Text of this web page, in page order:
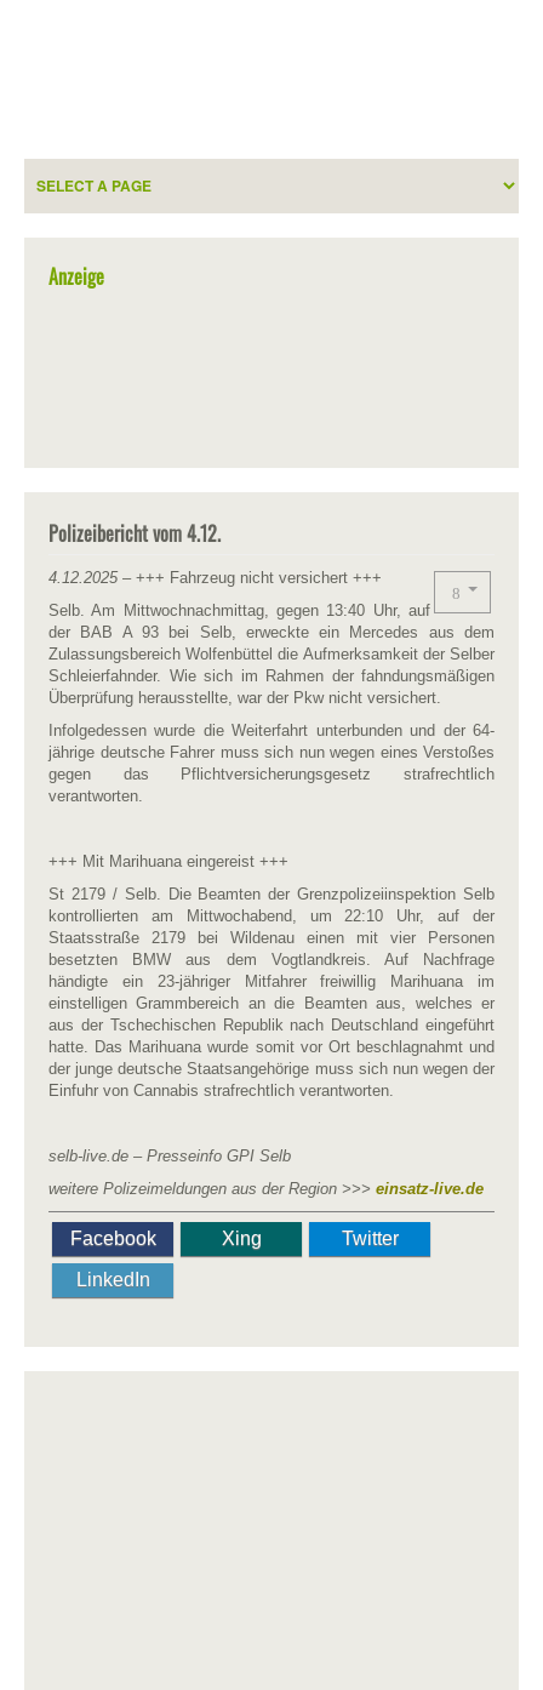
Anzeige
Polizeibericht vom 4.12.
4.12.2025 – +++ Fahrzeug nicht versichert +++
Selb. Am Mittwochnachmittag, gegen 13:40 Uhr, auf
der BAB A 93 bei Selb, erweckte ein Mercedes aus dem
Zulassungsbereich Wolfenbüttel die Aufmerksamkeit der Selber
Schleierfahnder. Wie sich im Rahmen der fahndungsmäßigen
Überprüfung herausstellte, war der Pkw nicht versichert.
Infolgedessen wurde die Weiterfahrt unterbunden und der 64-
jährige deutsche Fahrer muss sich nun wegen eines Verstoßes
gegen das Pflichtversicherungsgesetz strafrechtlich
verantworten.
+++ Mit Marihuana eingereist +++
St 2179 / Selb. Die Beamten der Grenzpolizeiinspektion Selb
kontrollierten am Mittwochabend, um 22:10 Uhr, auf der
Staatsstraße 2179 bei Wildenau einen mit vier Personen
besetzten BMW aus dem Vogtlandkreis. Auf Nachfrage
händigte ein 23-jähriger Mitfahrer freiwillig Marihuana im
einstelligen Grammbereich an die Beamten aus, welches er
aus der Tschechischen Republik nach Deutschland eingeführt
hatte. Das Marihuana wurde somit vor Ort beschlagnahmt und
der junge deutsche Staatsangehörige muss sich nun wegen der
Einfuhr von Cannabis strafrechtlich verantworten.
selb-live.de – Presseinfo GPI Selb
weitere Polizeimeldungen aus der Region >>> einsatz-live.de
Facebook Xing
Twitter
LinkedIn